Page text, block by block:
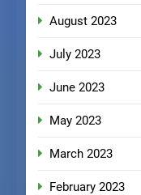
August 2023
July 2023
June 2023
May 2023
March 2023
February 2023